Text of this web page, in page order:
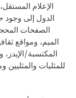
الإعلام
الدول إلى
الصفحات
الميم، ومواقع
المكتسبة/
للمثليات